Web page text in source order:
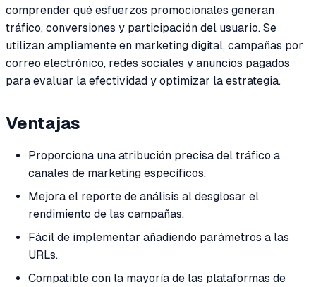
comprender qué esfuerzos promocionales generan
tráfico, conversiones y participación del usuario. Se
utilizan ampliamente en marketing digital, campañas por
correo electrónico, redes sociales y anuncios pagados
para evaluar la efectividad y optimizar la estrategia.
Ventajas
Proporciona una atribución precisa del tráfico a
canales de marketing específicos.
Mejora el reporte de análisis al desglosar el
rendimiento de las campañas.
Fácil de implementar añadiendo parámetros a las
URLs.
Compatible con la mayoría de las plataformas de